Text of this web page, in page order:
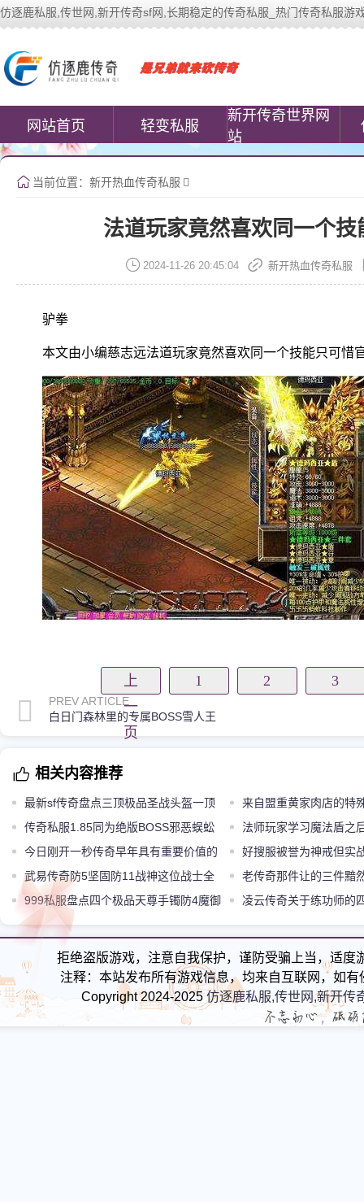
仿逐鹿私服,传世网,新开传奇sf网,长期稳定的传奇私服_热门传奇私服游
网站首页 轻变私服
新开传奇世界网
站
当前位置： 新开热血传奇私服
法道玩家竟然喜欢同一个
2024-11-26 20:45:04 新开热血传奇私服
驴拳
本文由小编慈志远法道玩家竟然喜欢同一个技能只可惜
上
一
页
1 2 3
PREV ARTICLE
白日门森林里的专属BOSS雪人王
相关内容推荐
最新sf传奇盘点三顶极品圣战头盔一顶
媲美星王战盔两顶是孤品
来自盟重黄家肉店的特
传奇私服1.85同为绝版BOSS邪恶蜈蚣
和暗之触龙神谁地位更高
法师玩家学习魔法盾之
今日刚开一秒传奇早年具有重要价值的
隐藏性特殊存在食人花
好搜服被誉为神戒但实
强悍的装备护身戒指
武易传奇防5坚固防11战神这位战士全
身都是高防神装
老传奇那件让的三件黯
999私服盘点四个极品天尊手镯防4魔御
1道4最强悍
凌云传奇关于练功师的
多少
拒绝盗版游戏，注意自我保护，谨防受骗上当，适
注释：本站发布所有游戏信息，均来自互联网，如
Copyright 2024-2025仿逐鹿私服,传世网,新开传